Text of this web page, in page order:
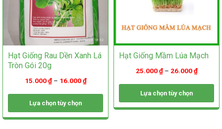
phẩm
Hạt Giống Rau Dền Xanh Lá
Tròn Gói 20g
15.000₫– 16.000₫
Lựa chọn tùy chọn
Sản
Hạt Giống Mầm Lúa Mạch
25.000₫– 26.000₫
Lựa chọn tùy chọn
Sản